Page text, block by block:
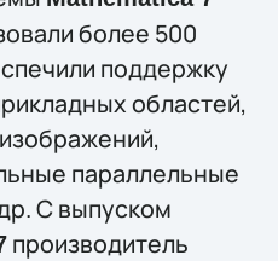
более 500
поддержку
областей,
параллельные
С выпуском
производитель